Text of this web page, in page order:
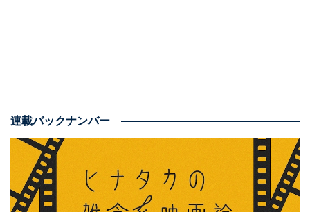
ヒューマンミステリー
内容を端的に示すのであれば、「殺人事件の真相およ
び、その容疑者となった人間の壮絶な人生が、パズルの
ピースを集めるように明らかになっていくヒューマンミ
連載バックナンバー